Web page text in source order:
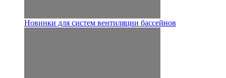
Новинки для систем вентиляции бассейнов